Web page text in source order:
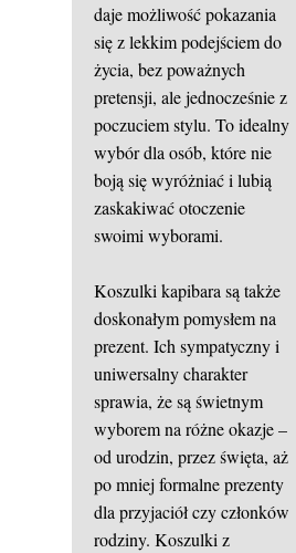
daje możliwość pokazania
się z lekkim podejściem do
życia, bez poważnych
pretensji, ale jednocześnie z
poczuciem stylu. To idealny
wybór dla osób, które nie
boją się wyróżniać i lubią
zaskakiwać otoczenie
swoimi wyborami.
Koszulki kapibara są także
doskonałym pomysłem na
prezent. Ich sympatyczny i
uniwersalny charakter
sprawia, że są świetnym
wyborem na różne okazje –
od urodzin, przez święta, aż
po mniej formalne prezenty
dla przyjaciół czy członków
rodziny. Koszulki z